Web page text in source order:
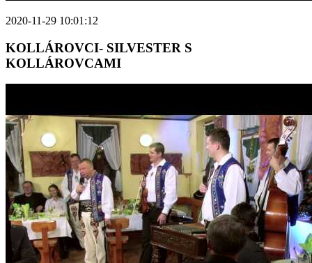
2020-11-29 10:01:12
KOLLÁROVCI- SILVESTER S
KOLLÁROVCAMI